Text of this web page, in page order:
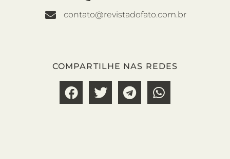
contato@revistadofato.com.br
COMPARTILHE NAS REDES